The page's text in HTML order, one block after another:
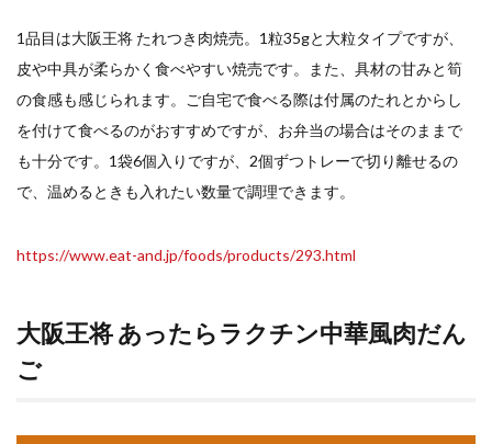
1品目は大阪王将 たれつき肉焼売。1粒35gと大粒タイプですが、
皮や中具が柔らかく食べやすい焼売です。また、具材の甘みと筍
の食感も感じられます。ご自宅で食べる際は付属のたれとからし
を付けて食べるのがおすすめですが、お弁当の場合はそのままで
も十分です。1袋6個入りですが、2個ずつトレーで切り離せるの
で、温めるときも入れたい数量で調理できます。
https://www.eat-and.jp/foods/products/293.html
大阪王将 あったらラクチン中華風肉だん
ご
検索